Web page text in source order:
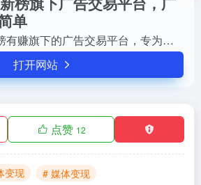
单
自媒宝是新榜有赚旗下的广告交易平台，专为微信公众号运营者提供阅读数变现服务。通过按阅读计价（CPC）的模式，广告主按阅读数支付费用或一口价结算，公众号运营者通过发布广告内...
打开网站
点赞 12
变现
# 媒体变现